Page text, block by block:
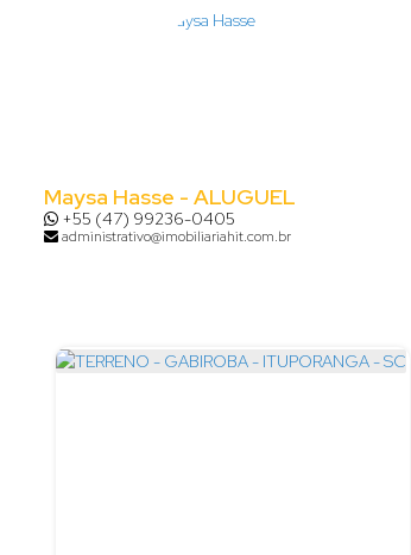
Maysa Hasse - ALUGUEL
+55 (47) 99236-0405
administrativo@imobiliariahit.com.br